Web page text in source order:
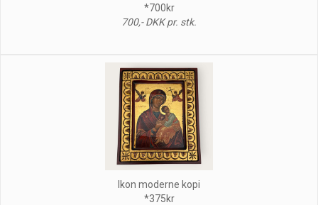
*700kr
700,- DKK pr. stk.
Ikon moderne kopi
*375kr